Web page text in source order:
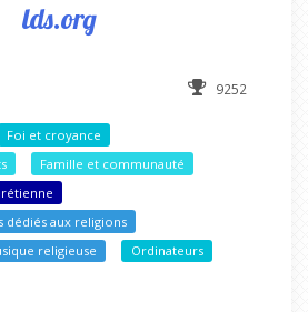
lds.org
9252
Foi et croyance
Famille et communauté
dédiés aux religions
religieuse
Ordinateurs